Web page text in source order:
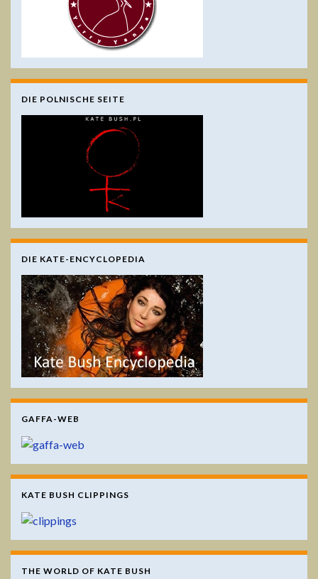
DIE POLNISCHE SEITE
DIE KATE-ENCYCLOPEDIA
GAFFA-WEB
KATE BUSH CLIPPINGS
THE WORLD OF KATE BUSH